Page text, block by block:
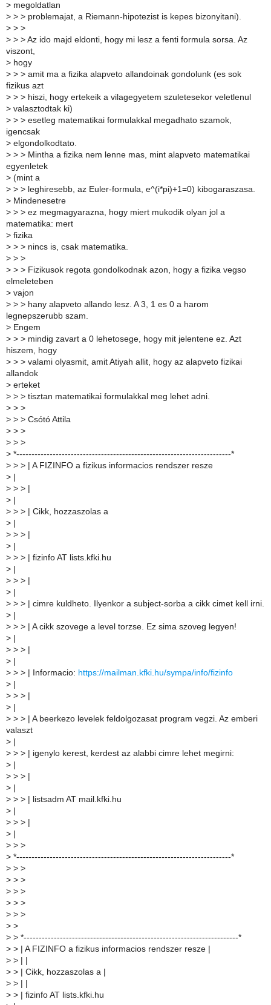
> megoldatlan
> > > problemajat, a Riemann-hipotezist is kepes bizonyitani).
> > >
> > > Az ido majd eldonti, hogy mi lesz a fenti formula sorsa. Az
viszont,
> hogy
> > > amit ma a fizika alapveto allandoinak gondolunk (es sok
fizikus azt
> > > hiszi, hogy ertekeik a vilagegyetem szuletesekor veletlenul
> valasztodtak ki)
> > > esetleg matematikai formulakkal megadhato szamok,
igencsak
> elgondolkodtato.
> > > Mintha a fizika nem lenne mas, mint alapveto matematikai
egyenletek
> (mint a
> > > leghiresebb, az Euler-formula, e^(i*pi)+1=0) kibogaraszasa.
> Mindenesetre
> > > ez megmagyarazna, hogy miert mukodik olyan jol a
matematika: mert
> fizika
> > > nincs is, csak matematika.
> > >
> > > Fizikusok regota gondolkodnak azon, hogy a fizika vegso
elmeleteben
> vajon
> > > hany alapveto allando lesz. A 3, 1 es 0 a harom
legnepszerubb szam.
> Engem
> > > mindig zavart a 0 lehetosege, hogy mit jelentene ez. Azt
hiszem, hogy
> > > valami olyasmit, amit Atiyah allit, hogy az alapveto fizikai
allandok
> erteket
> > > tisztan matematikai formulakkal meg lehet adni.
> > >
> > > Csótó Attila
> > >
> > >
> *-----------------------------------------------------------------------*
> > > | A FIZINFO a fizikus informacios rendszer resze
>
> > > |
>
> > > | Cikk, hozzaszolas a
>
> > > |
>
> > > | fizinfo AT lists.kfki.hu
>
> > > |
>
> > > | cimre kuldheto. Ilyenkor a subject-sorba a cikk cimet kell irni.
>
> > > | A cikk szovege a level torzse. Ez sima szoveg legyen!
>
> > > |
>
> > > | Informacio: https://mailman.kfki.hu/sympa/info/fizinfo
>
> > > |
>
> > > | A beerkezo levelek feldolgozasat program vegzi. Az emberi
valaszt
>
> > > | igenylo kerest, kerdest az alabbi cimre lehet megirni:
>
> > > |
>
> > > | listsadm AT mail.kfki.hu
>
> > > |
>
> > >
> *-----------------------------------------------------------------------*
> > >
> > >
> > >
> > >
> > >
> >
> > *-----------------------------------------------------------------------*
> > | A FIZINFO a fizikus informacios rendszer resze |
> > | |
> > | Cikk, hozzaszolas a |
> > | |
> > | fizinfo AT lists.kfki.hu